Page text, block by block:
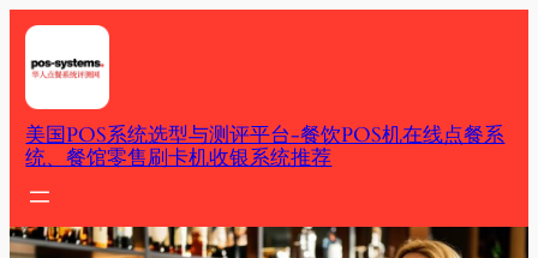
Skip
content
美国POS系统选型与测评平台-餐饮POS机在线点餐系
统、餐馆零售刷卡机收银系统推荐